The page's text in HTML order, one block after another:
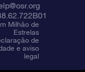
Milhão de
Estrelas
de
e aviso
legal